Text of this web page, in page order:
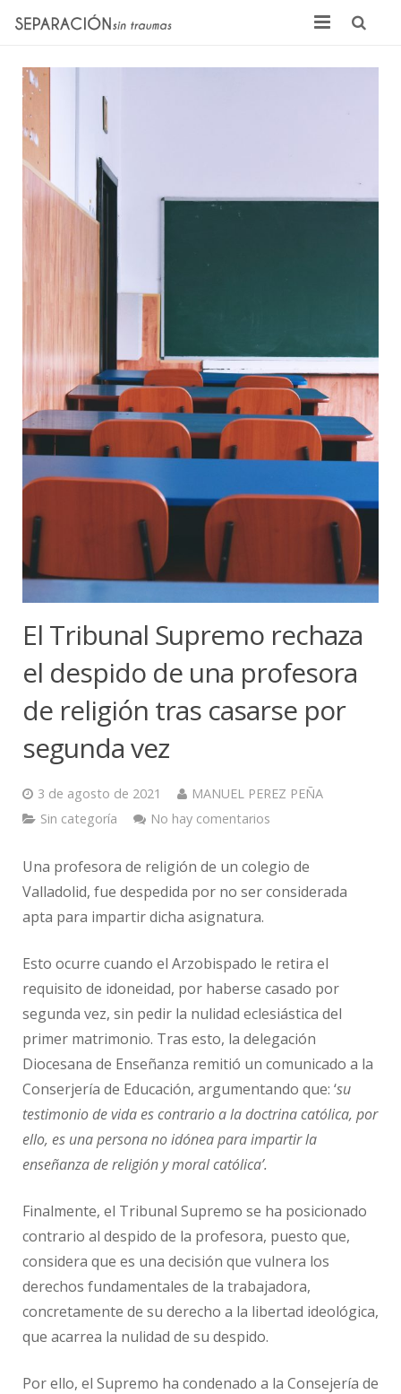
Inicio
Quienes somos
Noticias
Sentencias
Contacto
El Tribunal Supremo rechaza
el despido de una profesora
de religión tras casarse por
segunda vez
3 de agosto de 2021
MANUEL PEREZ PEÑA
Sin categoría
No hay comentarios
Una profesora de religión de un colegio de
Valladolid, fue despedida por no ser considerada
apta para impartir dicha asignatura.
Esto ocurre cuando el Arzobispado le retira el
requisito de idoneidad, por haberse casado por
segunda vez, sin pedir la nulidad eclesiástica del
primer matrimonio. Tras esto, la delegación
Diocesana de Enseñanza remitió un comunicado a la
Conserjería de Educación, argumentando que: ‘su
testimonio de vida es contrario a la doctrina católica, por
ello, es una persona no idónea para impartir la
enseñanza de religión y moral católica’.
Finalmente, el Tribunal Supremo se ha posicionado
contrario al despido de la profesora, puesto que,
considera que es una decisión que vulnera los
derechos fundamentales de la trabajadora,
concretamente de su derecho a la libertad ideológica,
que acarrea la nulidad de su despido.
Por ello, el Supremo ha condenado a la Consejería de